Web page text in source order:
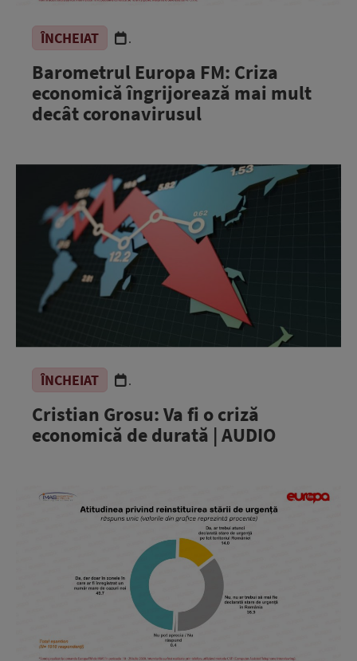
ÎNCHEIAT .
Barometrul Europa FM: Criza
economică îngrijorează mai mult
decât coronavirusul
ÎNCHEIAT .
Cristian Grosu: Va fi o criză
economică de durată | AUDIO